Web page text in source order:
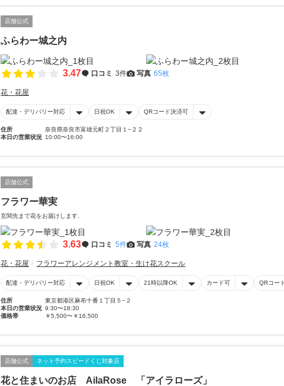
店舗公式
ふらわー城之内
3.47 口コミ 3件 写真 65枚
花・花屋
配達・デリバリー対応 日祝OK QRコード決済可
住所
奈良県奈良市富雄元町２丁目１−２２
本日の営業状況 10:00〜16:00
店舗公式
フラワー華実
玄関先まで花をお届けします.
3.63 口コミ 5件 写真 24枚
花・花屋 フラワーアレンジメント教室・生け花スクール
配達・デリバリー対応 日祝OK 21時以降OK カード可 QRコー
住所
東京都港区麻布十番１丁目５−２
本日の営業状況 9:30〜18:30
価格帯
￥5,500〜￥16,500
店舗公式 ネット予約スピードくじ対象店
花と住まいのお店 AilaRose 「アイラローズ」